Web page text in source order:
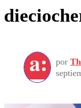
por